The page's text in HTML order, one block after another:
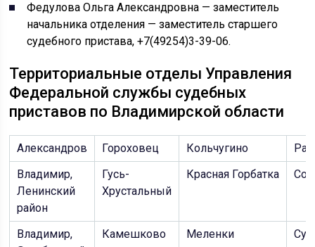
Федулова Ольга Александровна — заместитель
начальника отделения — заместитель старшего
судебного пристава, +7(49254)3-39-06.
Территориальные отделы Управления
Федеральной службы судебных
приставов по Владимирской области
Александров Гороховец Кольчугино
Владимир,
Ленинский
район
Гусь-
Хрустальный
Красная Горбатка
Владимир,
Камешково Меленки